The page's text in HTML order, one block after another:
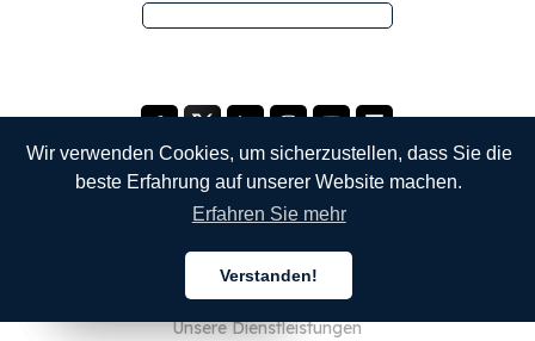
Wir verwenden Cookies, um sicherzustellen, dass Sie die
beste Erfahrung auf unserer Website machen.
Erfahren Sie mehr
Verstanden!
Über uns
Unsere Dienstleistungen
Deutsch
Deutsch
Deutsch